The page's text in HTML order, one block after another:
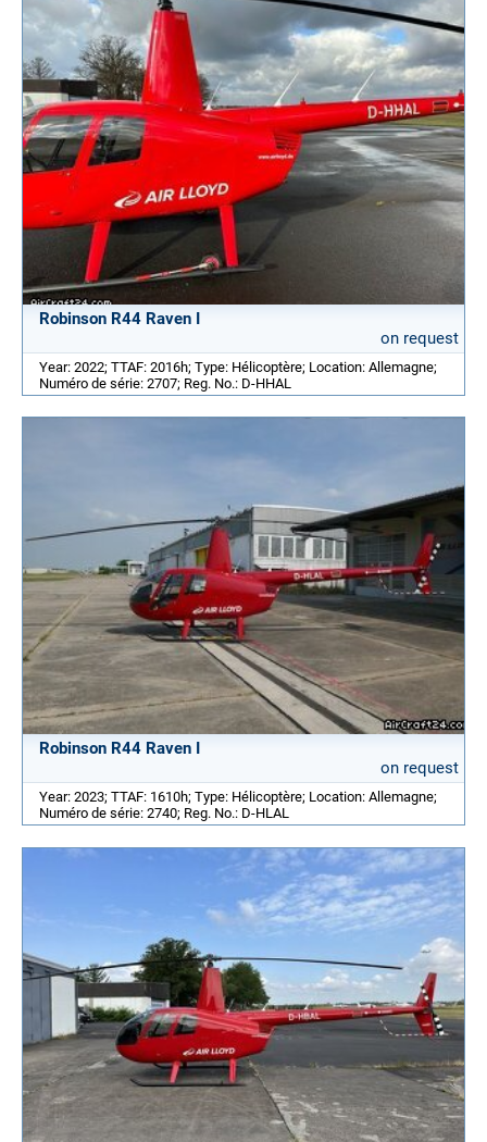
Robinson R44 Raven I
on request
Year: 2022; TTAF: 2016h; Type: Hélicoptère; Location: Allemagne;
Numéro de série: 2707; Reg. No.: D-HHAL
Robinson R44 Raven I
on request
Year: 2023; TTAF: 1610h; Type: Hélicoptère; Location: Allemagne;
Numéro de série: 2740; Reg. No.: D-HLAL